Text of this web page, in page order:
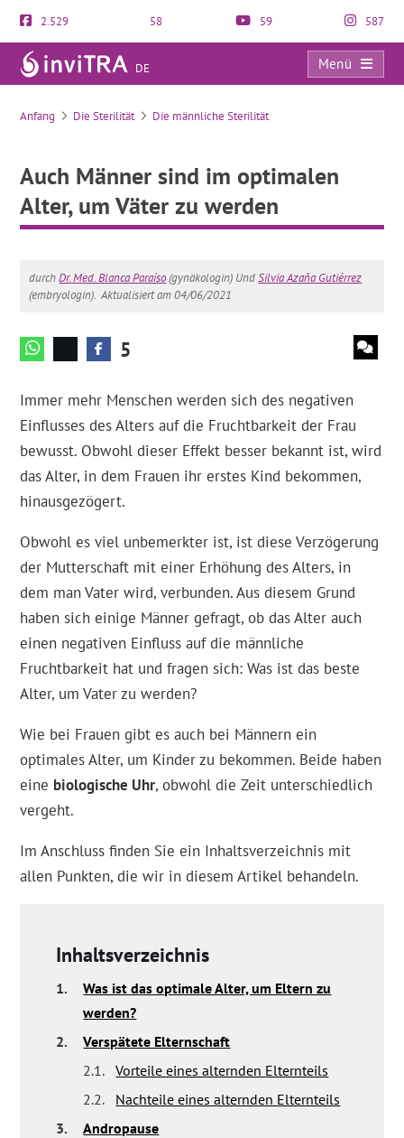
2.529 58 59 587
DE
Menü
Auch Männer sind im optimalen Alter, um Väter zu werden
Anfang Die Sterilität Die männliche Sterilität
Auch Männer sind im optimalen
Alter, um Väter zu werden
durchDr. Med. Blanca Paraíso(gynäkologin) UndSilvia Azaña Gutiérrez
(embryologin). Aktualisiert am 04/06/2021
5
Immer mehr Menschen werden sich des negativen
Einflusses des Alters auf die Fruchtbarkeit der Frau
bewusst. Obwohl dieser Effekt besser bekannt ist, wird
das Alter, in dem Frauen ihr erstes Kind bekommen,
hinausgezögert.
Obwohl es viel unbemerkter ist, ist diese Verzögerung
der Mutterschaft mit einer Erhöhung des Alters, in
dem man Vater wird, verbunden. Aus diesem Grund
haben sich einige Männer gefragt, ob das Alter auch
einen negativen Einfluss auf die männliche
Fruchtbarkeit hat und fragen sich: Was ist das beste
Alter, um Vater zu werden?
Wie bei Frauen gibt es auch bei Männern ein
optimales Alter, um Kinder zu bekommen. Beide haben
eine biologische Uhr, obwohl die Zeit unterschiedlich
vergeht.
Im Anschluss finden Sie ein Inhaltsverzeichnis mit
allen Punkten, die wir in diesem Artikel behandeln.
Inhaltsverzeichnis
1.
Was ist das optimale Alter, um Eltern zu
werden?
2.
Verspätete Elternschaft
2.1.
Vorteile eines alternden Elternteils
2.2.
Nachteile eines alternden Elternteils
3.
Andropause